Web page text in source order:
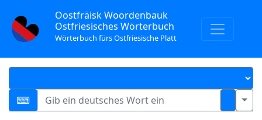
Oostfräisk Woordenbauk
Ostfriesisches Wörterbuch
Wörterbuch fürs Ostfriesische Platt